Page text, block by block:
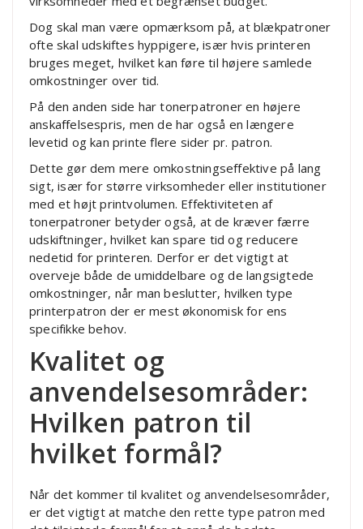
Dog skal man være opmærksom på, at blækpatroner
ofte skal udskiftes hyppigere, især hvis printeren
bruges meget, hvilket kan føre til højere samlede
omkostninger over tid.
På den anden side har tonerpatroner en højere
anskaffelsespris, men de har også en længere
levetid og kan printe flere sider pr. patron.
Dette gør dem mere omkostningseffektive på lang
sigt, især for større virksomheder eller institutioner
med et højt printvolumen. Effektiviteten af
tonerpatroner betyder også, at de kræver færre
udskiftninger, hvilket kan spare tid og reducere
nedetid for printeren. Derfor er det vigtigt at
overveje både de umiddelbare og de langsigtede
omkostninger, når man beslutter, hvilken type
printerpatron der er mest økonomisk for ens
specifikke behov.
Kvalitet og
anvendelsesområder:
Hvilken patron til
hvilket formål?
Når det kommer til kvalitet og anvendelsesområder,
er det vigtigt at matche den rette type patron med